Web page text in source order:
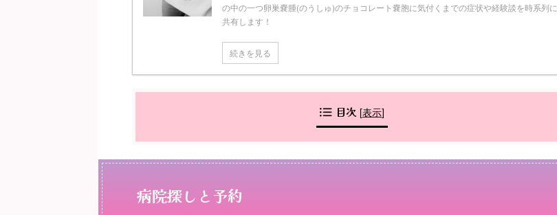
の中の一つ卵巣嚢腫(のうしゅ)のチョコレート嚢胞に気付くまでの症状や経験談を時系列に
共有します！
続きを見る
目次 [表示]
病院探しと予約